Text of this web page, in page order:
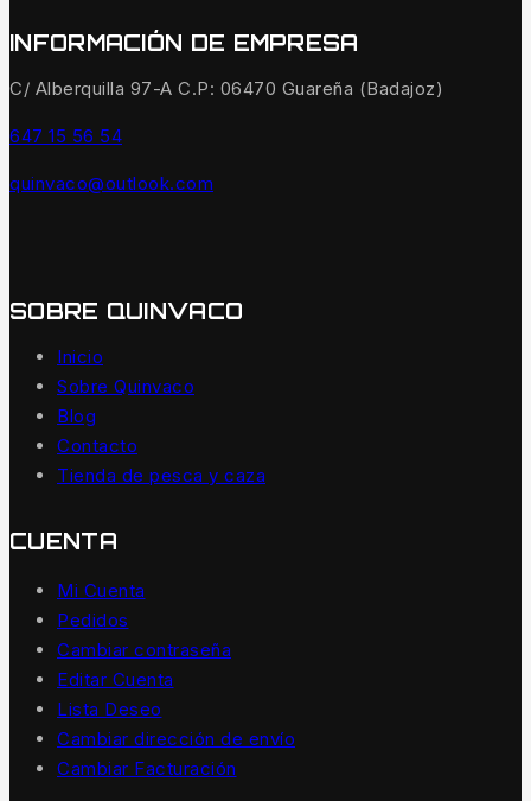
INFORMACIÓN DE EMPRESA
C/ Alberquilla 97-A C.P: 06470 Guareña (Badajoz)
647 15 56 54
quinvaco@outlook.com
SOBRE QUINVACO
Inicio
Sobre Quinvaco
Blog
Contacto
Tienda de pesca y caza
CUENTA
Mi Cuenta
Pedidos
Cambiar contraseña
Editar Cuenta
Lista Deseo
Cambiar dirección de envío
Cambiar Facturación